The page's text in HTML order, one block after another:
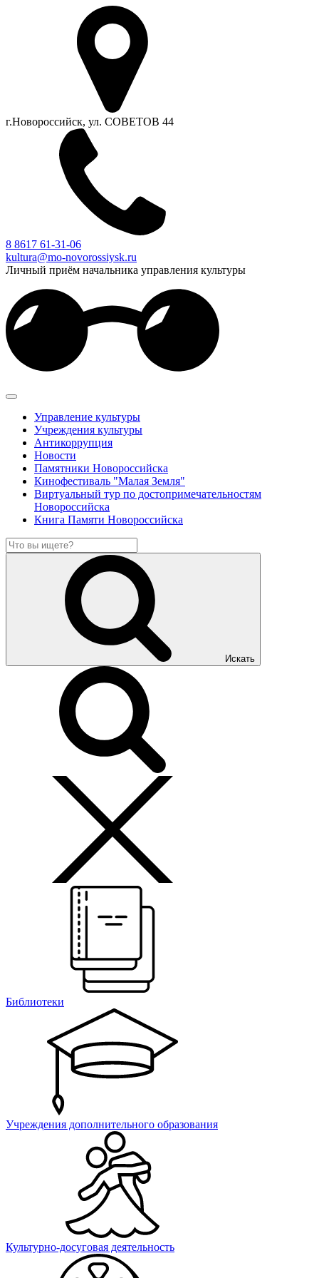
г.Новороссийск, ул. СОВЕТОВ 44
8 8617 61-31-06
kultura@mo-novorossiysk.ru
Личный приём начальника управления культуры
Управление культуры
Учреждения культуры
Антикоррупция
Новости
Памятники Новороссийска
Кинофестиваль "Малая Земля"
Виртуальный тур по достопримечательностям
Новороссийска
Книга Памяти Новороссийска
Искать
Библиотеки
Учреждения дополнительного образования
Культурно-досуговая деятельность